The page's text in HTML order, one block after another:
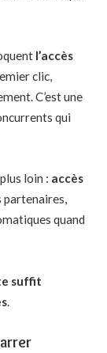
l’accès
clic,
C’est une
qui
loin : accès
partenaires,
quand
suffit
.